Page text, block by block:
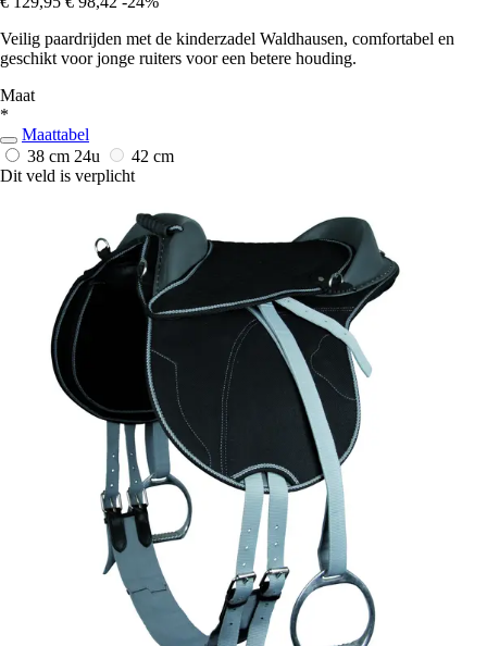
Veilig paardrijden met de kinderzadel Waldhausen, comfortabel en
geschikt voor jonge ruiters voor een betere houding.
Maat
*
Maattabel
38 cm 24u
42 cm
Dit veld is verplicht